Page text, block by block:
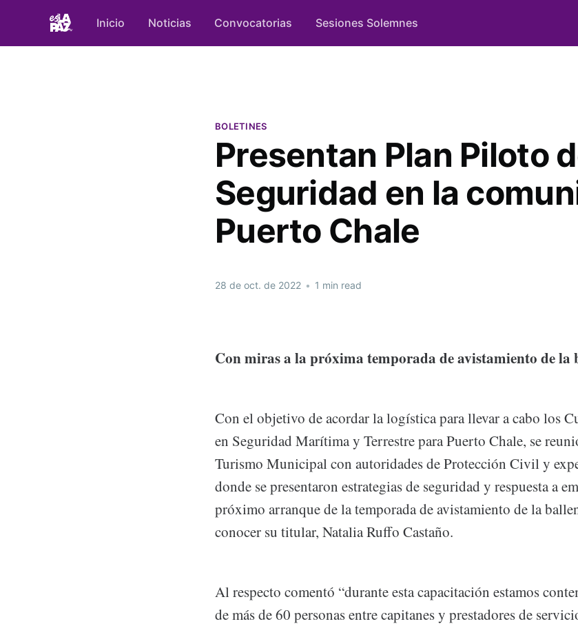
Inicio Noticias Convocatorias Sesiones Solemnes
BOLETINES
Presentan Plan Piloto
Seguridad en la
Puerto Chale
28 de oct. de 2022 • 1 min read
Con miras a la próxima temporada de avistamiento de la
Con el objetivo de acordar la logística para llevar a cabo los
en Seguridad Marítima y Terrestre para Puerto Chale, se
Turismo Municipal con autoridades de Protección Civil y
donde se presentaron estrategias de seguridad y respuesta a
próximo arranque de la temporada de avistamiento de la
conocer su titular, Natalia Ruffo Castaño.
Al respecto comentó “durante esta capacitación estamos
de más de 60 personas entre capitanes y prestadores de